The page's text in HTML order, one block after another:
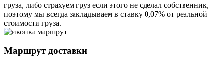
груза, либо страхуем груз если этого не сделал собственник,
поэтому мы всегда закладываем в ставку 0,07% от реальной
стоимости груза.
Маршрут доставки